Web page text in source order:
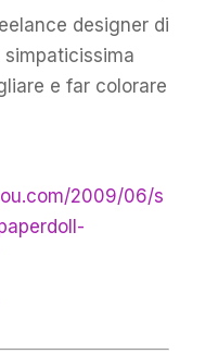
designer di
e far colorare
2009/06/s